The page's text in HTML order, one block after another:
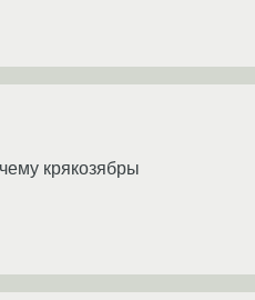
крякозябры